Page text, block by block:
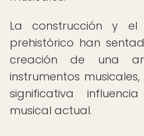
La construcción y el
prehistórico han
creación de una
instrumentos
significativa
musical actual.